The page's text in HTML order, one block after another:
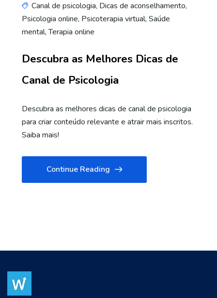
Canal de psicologia, Dicas de aconselhamento,
Psicologia online, Psicoterapia virtual, Saúde
mental,Terapia online
Descubra as Melhores Dicas de
Canal de Psicologia
Descubra as melhores dicas de canal de psicologia
para criar conteúdo relevante e atrair mais inscritos.
Saiba mais!
Continue Reading